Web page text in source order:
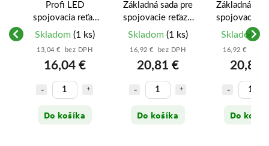
Profi LED
spojovacia reťaz
čierna – cencúle, 3
biela - D2CW01
Skladom (1 ks)
13,04 € bez DPH
16,04 €
Do košíka
Základná sada pre
spojovacie reťaze
Standard, 10 m,
biela, časovač
Skladom (1 ks)
16,92 € bez DPH
20,81 €
Do košíka
Základná
spojovacie
Standard,
vonkajšia,
biela,
Skladom(1
16,92 € bez
20,81
Do